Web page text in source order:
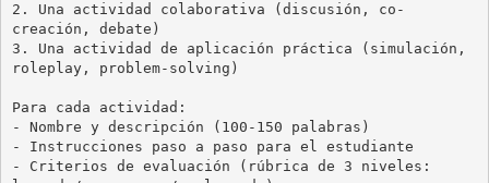
2. Una actividad colaborativa (discusión, co-
creación, debate)
3. Una actividad de aplicación práctica (simulación,
roleplay, problem-solving)
Para cada actividad:
- Nombre y descripción (100-150 palabras)
- Instrucciones paso a paso para el estudiante
- Criterios de evaluación (rúbrica de 3 niveles: